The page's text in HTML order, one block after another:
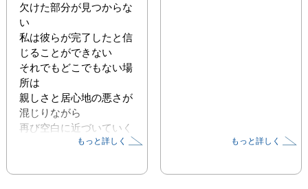
欠けた部分が見つからな
い
私は彼らが完了したと信
じることができない
それでもどこでもない場
所は
親しさと居心地の悪さが
混じりながら
再び空白に近づいていく
年６月に発表した
もっと詳しく もっと詳しく